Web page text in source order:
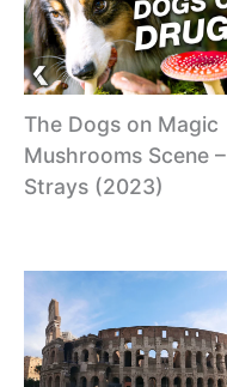
The Dogs on Magic
Mushrooms Scene –
Strays (2023)